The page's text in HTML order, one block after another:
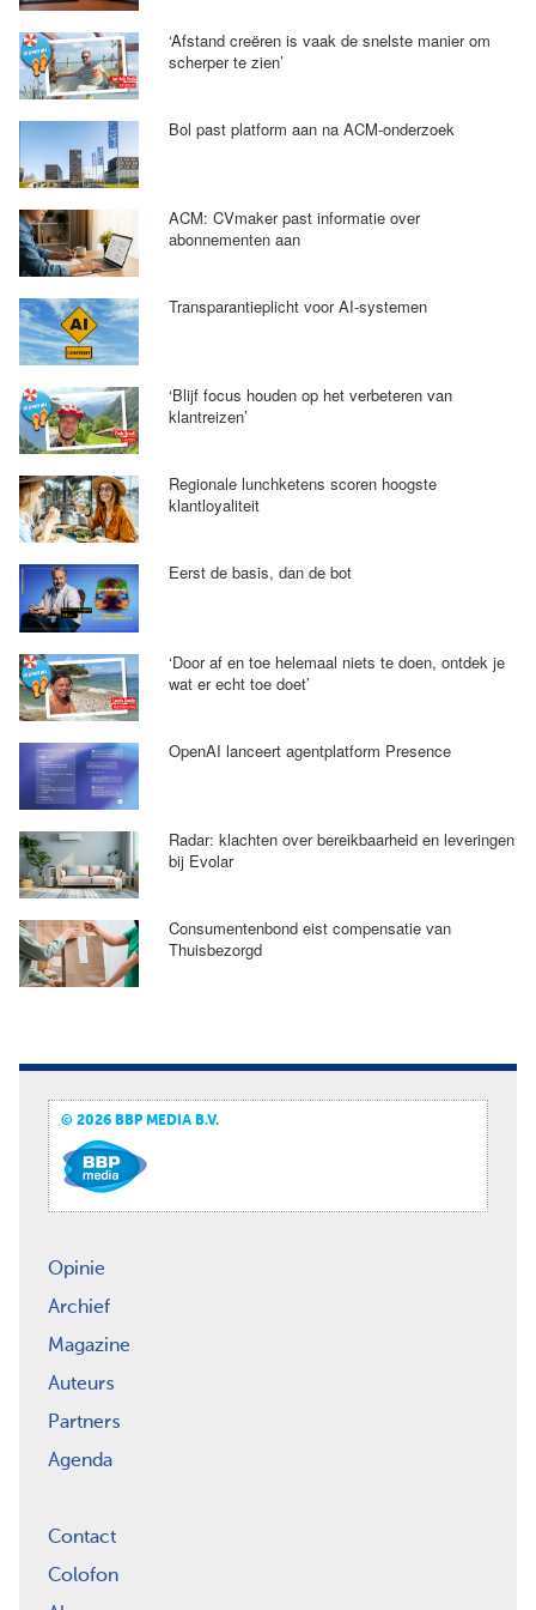
‘Afstand creëren is vaak de snelste manier om
scherper te zien’
Bol past platform aan na ACM-onderzoek
ACM: CVmaker past informatie over
abonnementen aan
Transparantieplicht voor AI-systemen
‘Blijf focus houden op het verbeteren van
klantreizen’
Regionale lunchketens scoren hoogste
klantloyaliteit
Eerst de basis, dan de bot
‘Door af en toe helemaal niets te doen, ontdek je
wat er echt toe doet’
OpenAI lanceert agentplatform Presence
Radar: klachten over bereikbaarheid en leveringen
bij Evolar
Consumentenbond eist compensatie van
Thuisbezorgd
© 2026 BBP MEDIA B.V.
Opinie
Archief
Magazine
Auteurs
Partners
Agenda
Contact
Colofon